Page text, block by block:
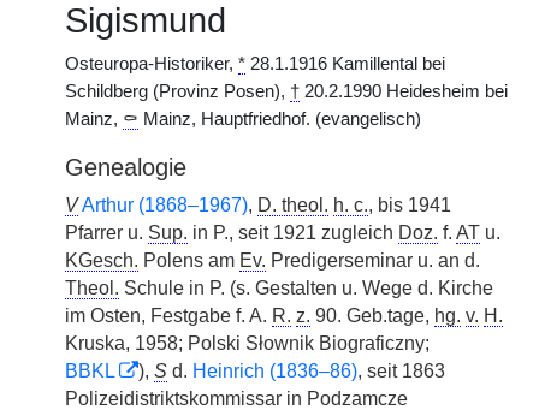
Sigismund
Osteuropa-Historiker, * 28.1.1916 Kamillental bei
Schildberg (Provinz Posen), † 20.2.1990 Heidesheim bei
Mainz, ⚰ Mainz, Hauptfriedhof. (evangelisch)
Genealogie
VArthur (1868–1967), D. theol. h. c., bis 1941
Pfarrer u. Sup. in P., seit 1921 zugleich Doz. f. AT u.
KGesch. Polens am Ev. Predigerseminar u. an d.
Theol. Schule in P. (s. Gestalten u. Wege d. Kirche
im Osten, Festgabe f. A. R. z. 90. Geb.tage, hg. v. H.
Kruska, 1958; Polski Słownik Biograficzny;
BBKL
), S d. Heinrich (1836–86), seit 1863
Polizeidistriktskommissar in Podzamcze